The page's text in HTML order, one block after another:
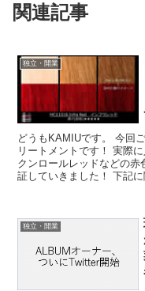
関連記事
独立・開業
どうもKAMIUです。 今回
リートメントです！ 実際
クンロールレッドなどの
証していきました！ 下記
独立・開業